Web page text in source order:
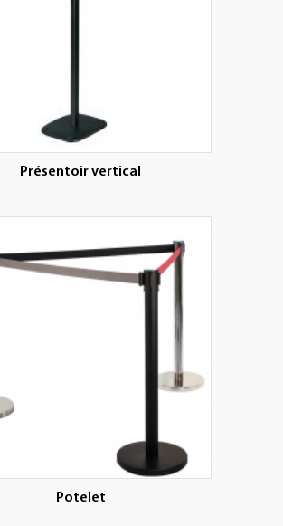
Présentoir vertical
Potelet